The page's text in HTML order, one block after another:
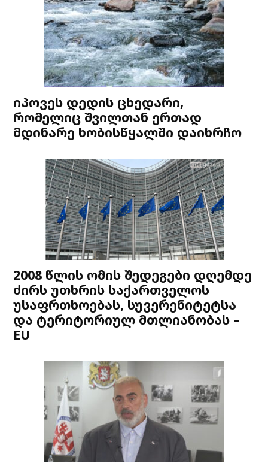
იპოვეს დედის ცხედარი,
რომელიც შვილთან ერთად
მდინარე ხობისწყალში დაიხრჩო
2008 წლის ომის შედეგები დღემდე
ძირს უთხრის საქართველოს
უსაფრთხოებას, სუვერენიტეტსა
და ტერიტორიულ მთლიანობას –
EU